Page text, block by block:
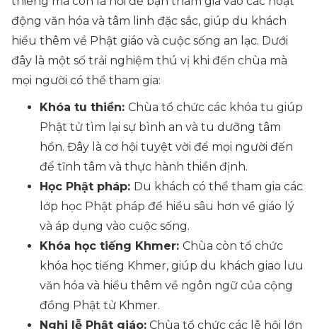
động văn hóa và tâm linh đặc sắc, giúp du khách
hiểu thêm về Phật giáo và cuộc sống an lạc. Dưới
đây là một số trải nghiệm thú vị khi đến chùa mà
mọi người có thể tham gia:
Khóa tu thiền: Chùa tổ chức các khóa tu giúp
Phật tử tìm lại sự bình an và tu dưỡng tâm
hồn. Đây là cơ hội tuyệt vời để mọi người đến
để tĩnh tâm và thực hành thiền định.
Học Phật pháp: Du khách có thể tham gia các
lớp học Phật pháp để hiểu sâu hơn về giáo lý
và áp dụng vào cuộc sống.
Khóa học tiếng Khmer: Chùa còn tổ chức
khóa học tiếng Khmer, giúp du khách giao lưu
văn hóa và hiểu thêm về ngôn ngữ của cộng
đồng Phật tử Khmer.
Nghi lễ Phật giáo: Chùa tổ chức các lễ hội lớn